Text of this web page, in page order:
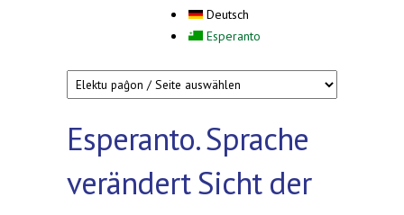
Deutsch
Esperanto
Esperanto. Sprache
verändert Sicht der